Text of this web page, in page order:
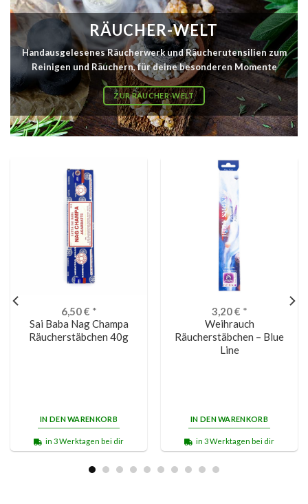
RÄUCHER-WELT
Handausgelesenes Räucherwerk und Räucherutensilien zum
Reinigen und Räuchern, für deine besonderen Momente
ZUR RÄUCHER-WELT
6,50€ *
Sai Baba Nag Champa
Räucherstäbchen 40g
IN DEN WARENKORB
in 3 Werktagen bei dir
3,20€ *
Weihrauch
Räucherstäbchen – Blue
Line
IN DEN WARENKORB
in 3 Werktagen bei dir